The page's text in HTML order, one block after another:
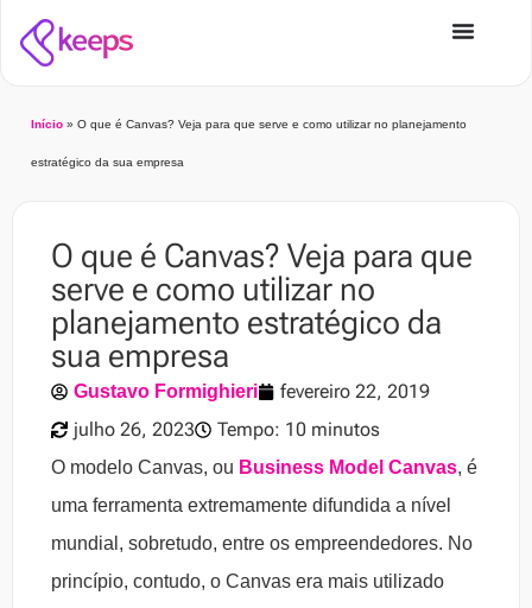
Início » O que é Canvas? Veja para que serve e como utilizar no planejamento
estratégico da sua empresa
O que é Canvas? Veja para que
serve e como utilizar no
planejamento estratégico da
sua empresa
Gustavo Formighieri
fevereiro 22, 2019
julho 26, 2023
Tempo: 10 minutos
O modelo Canvas, ou Business Model Canvas, é
uma ferramenta extremamente difundida a nível
mundial, sobretudo, entre os empreendedores. No
princípio, contudo, o Canvas era mais utilizado